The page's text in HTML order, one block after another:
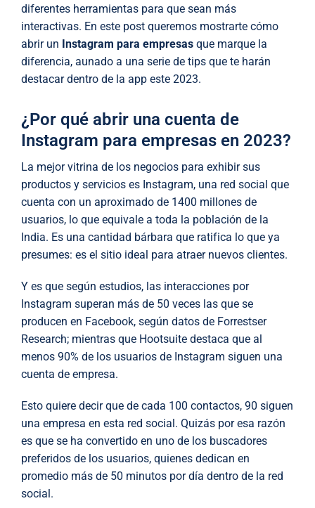
diferentes herramientas para que sean más
interactivas. En este post queremos mostrarte cómo
abrir un Instagram para empresas que marque la
diferencia, aunado a una serie de tips que te harán
destacar dentro de la app este 2023.
¿Por qué abrir una cuenta de
Instagram para empresas en 2023?
La mejor vitrina de los negocios para exhibir sus
productos y servicios es Instagram, una red social que
cuenta con un aproximado de 1400 millones de
usuarios, lo que equivale a toda la población de la
India. Es una cantidad bárbara que ratifica lo que ya
presumes: es el sitio ideal para atraer nuevos clientes.
Y es que según estudios, las interacciones por
Instagram superan más de 50 veces las que se
producen en Facebook, según datos de Forrestser
Research; mientras que Hootsuite destaca que al
menos 90% de los usuarios de Instagram siguen una
cuenta de empresa.
Esto quiere decir que de cada 100 contactos, 90 siguen
una empresa en esta red social. Quizás por esa razón
es que se ha convertido en uno de los buscadores
preferidos de los usuarios, quienes dedican en
promedio más de 50 minutos por día dentro de la red
social.